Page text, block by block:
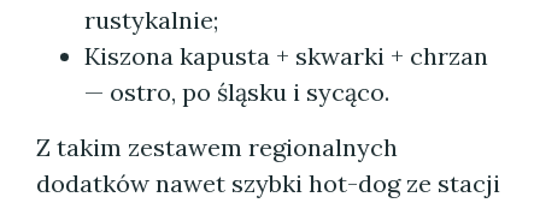
rustykalnie;
Kiszona kapusta + skwarki + chrzan
— ostro, po śląsku i sycąco.
Z takim zestawem regionalnych
dodatków nawet szybki hot-dog ze stacji